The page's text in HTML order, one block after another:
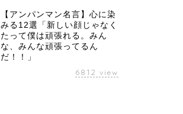
【アンパンマン名言】心に染
みる12選「新しい顔じゃなく
たって僕は頑張れる。みん
な、みんな頑張ってるん
だ！！」
6812 view